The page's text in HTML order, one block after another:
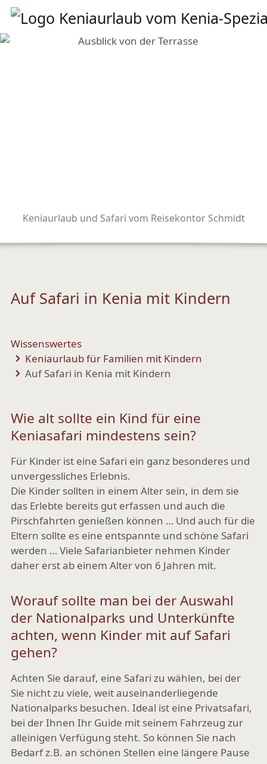
Keniaurlaub und Safari vom Reisekontor Schmidt
Auf Safari in Kenia mit Kindern
Wissenswertes
Keniaurlaub für Familien mit Kindern
Auf Safari in Kenia mit Kindern
Wie alt sollte ein Kind für eine
Keniasafari mindestens sein?
Für Kinder ist eine Safari ein ganz besonderes und
unvergessliches Erlebnis.
Die Kinder sollten in einem Alter sein, in dem sie
das Erlebte bereits gut erfassen und auch die
Pirschfahrten genießen können … Und auch für die
Eltern sollte es eine entspannte und schöne Safari
werden … Viele Safarianbieter nehmen Kinder
daher erst ab einem Alter von 6 Jahren mit.
Worauf sollte man bei der Auswahl
der Nationalparks und Unterkünfte
achten, wenn Kinder mit auf Safari
gehen?
Achten Sie darauf, eine Safari zu wählen, bei der
Sie nicht zu viele, weit auseinanderliegende
Nationalparks besuchen. Ideal ist eine Privatsafari,
bei der Ihnen Ihr Guide mit seinem Fahrzeug zur
alleinigen Verfügung steht. So können Sie nach
Bedarf z.B. an schönen Stellen eine längere Pause